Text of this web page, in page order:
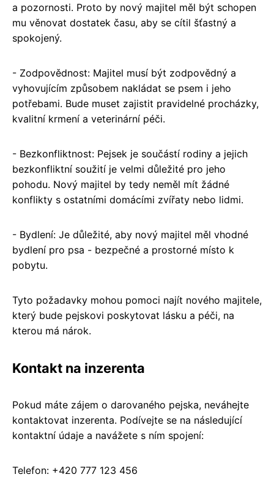
a pozornosti. Proto by nový majitel měl být schopen
mu věnovat dostatek času, aby se cítil šťastný a
spokojený.
- Zodpovědnost: Majitel musí být zodpovědný a
vyhovujícím způsobem nakládat se psem i jeho
potřebami. Bude muset zajistit pravidelné procházky,
kvalitní krmení a veterinární péči.
- Bezkonfliktnost: Pejsek je součástí rodiny a jejich
bezkonfliktní soužití je velmi důležité pro jeho
pohodu. Nový majitel by tedy neměl mít žádné
konflikty s ostatními domácími zvířaty nebo lidmi.
- Bydlení: Je důležité, aby nový majitel měl vhodné
bydlení pro psa - bezpečné a prostorné místo k
pobytu.
Tyto požadavky mohou pomoci najít nového majitele,
který bude pejskovi poskytovat lásku a péči, na
kterou má nárok.
Kontakt na inzerenta
Pokud máte zájem o darovaného pejska, neváhejte
kontaktovat inzerenta. Podívejte se na následující
kontaktní údaje a navážete s ním spojení:
Telefon: +420 777 123 456